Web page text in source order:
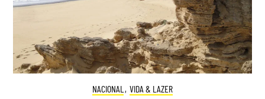
NACIONAL , VIDA & LAZER